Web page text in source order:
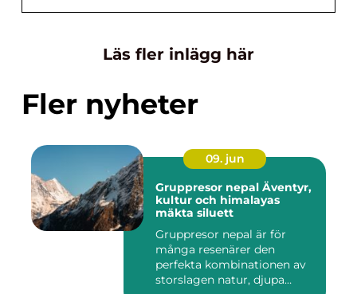
Läs fler inlägg här
Fler nyheter
09. jun
Gruppresor nepal Äventyr,
kultur och himalayas
mäkta siluett
Gruppresor nepal är för
många resenärer den
perfekta kombinationen av
storslagen natur, djupa